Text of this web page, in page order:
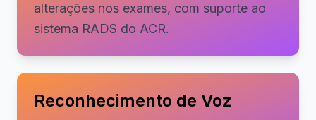
alterações nos exames, com suporte ao
sistema RADS do ACR.
Reconhecimento de Voz